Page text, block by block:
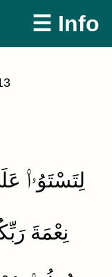
☰ Info
لِتَسْتَوُۥا۟
نِعْمَةَ